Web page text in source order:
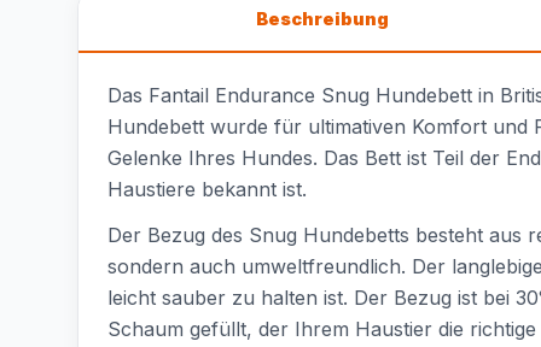
Beschreibung
Das Fantail Endurance Snug Hundebett in
Hundebett wurde für ultimativen Komfort und
Gelenke Ihres Hundes. Das Bett ist Teil der
Haustiere bekannt ist.
Der Bezug des Snug Hundebetts besteht aus
sondern auch umweltfreundlich. Der
leicht sauber zu halten ist. Der Bezug ist bei
Schaum gefüllt, der Ihrem Haustier die